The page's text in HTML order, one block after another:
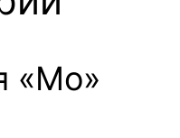
«Мо»